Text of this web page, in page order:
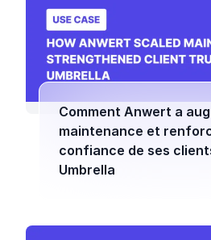
Comment Anwert a
maintenance et
confiance de ses
Umbrella